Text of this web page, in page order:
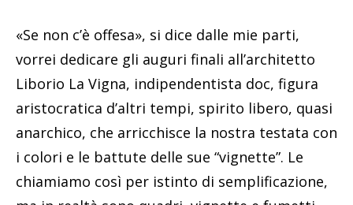
«Se non c’è offesa», si dice dalle mie parti,
vorrei dedicare gli auguri finali all’architetto
Liborio La Vigna, indipendentista doc, figura
aristocratica d’altri tempi, spirito libero, quasi
anarchico, che arricchisce la nostra testata con
i colori e le battute delle sue “vignette”. Le
chiamiamo così per istinto di semplificazione,